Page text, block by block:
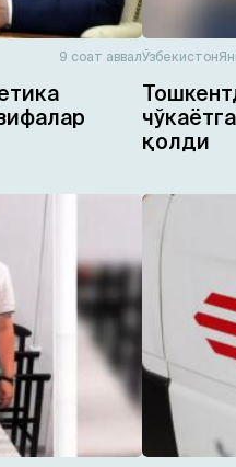
9 соат аввалЎзбекистон
қолди